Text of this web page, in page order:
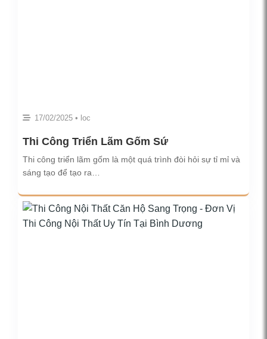
17/02/2025 • loc
Thi Công Triển Lãm Gốm Sứ
Thi công triển lãm gốm là một quá trình đòi hỏi sự tỉ mỉ và
sáng tạo để tạo ra…